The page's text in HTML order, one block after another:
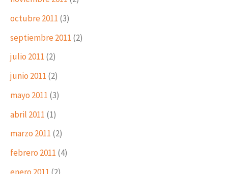
octubre 2011 (3)
septiembre 2011 (2)
julio 2011 (2)
junio 2011 (2)
mayo 2011 (3)
abril 2011 (1)
marzo 2011 (2)
febrero 2011 (4)